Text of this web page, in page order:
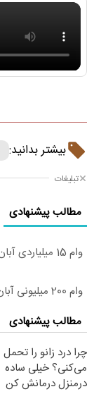
بیشتر بدانید:
تبلیغات
مطالب پیشنهادی
وام 15 میلیاردی آبان تتر | فوری، فقط با احراز هویت
وام 200 میلیونی آبان تتر. همین الان احراز هویت کن!
مطالب پیشنهادی
چرا درد زانو را تحمل
می‌کنی؟ خیلی ساده
درمنزل درمانش کن